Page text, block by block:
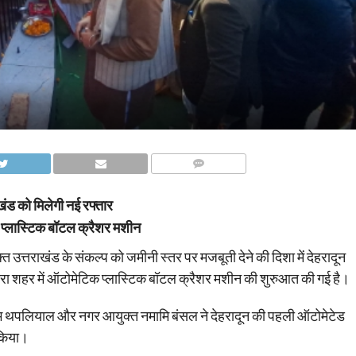
को मिलेगी नई रफ्तार
बॉटल क्रैशर मशीन
उत्तराखंड के संकल्प को जमीनी स्तर पर मजबूती देने की दिशा में देहरादून
शहर में ऑटोमेटिक प्लास्टिक बॉटल क्रैशर मशीन की शुरुआत की गई है।
थपलियाल और नगर आयुक्त नमामि बंसल ने देहरादून की पहली ऑटोमेटेड